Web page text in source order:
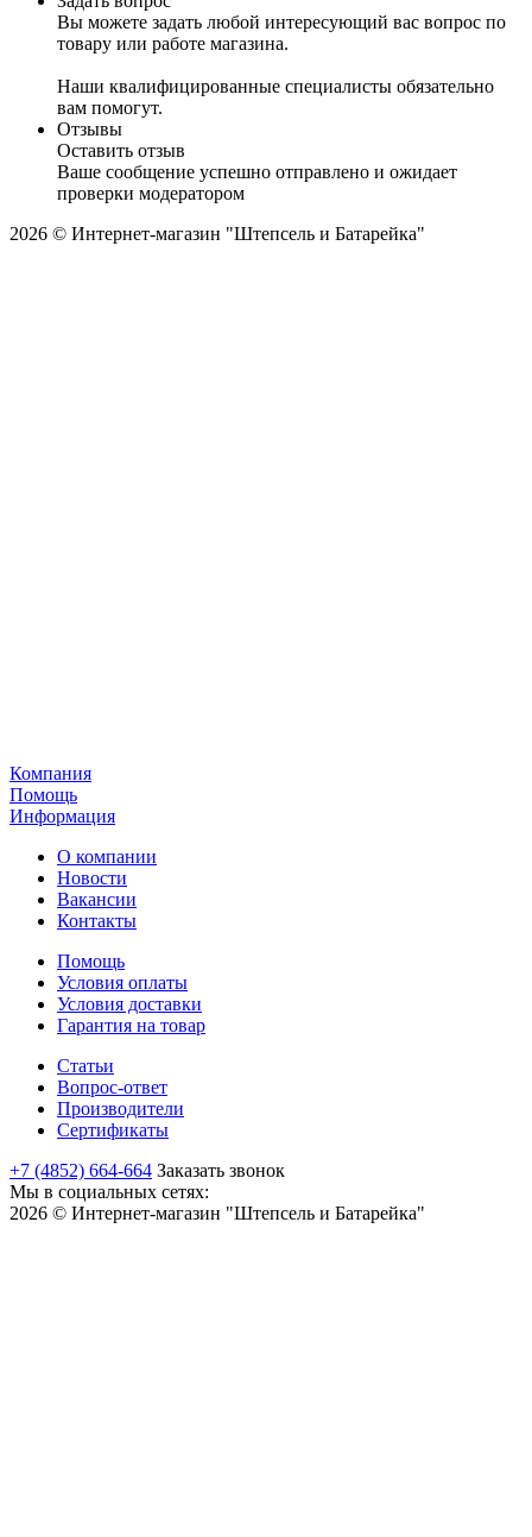
Вы можете задать любой интересующий вас вопрос по
товару или работе магазина.
Наши квалифицированные специалисты обязательно
вам помогут.
Отзывы
Оставить отзыв
Ваше сообщение успешно отправлено и ожидает
проверки модератором
2026 © Интернет-магазин "Штепсель и Батарейка"
Компания
Помощь
Информация
О компании
Новости
Вакансии
Контакты
Помощь
Условия оплаты
Условия доставки
Гарантия на товар
Статьи
Вопрос-ответ
Производители
Сертификаты
+7 (4852) 664-664 Заказать звонок
Мы в социальных сетях:
2026 © Интернет-магазин "Штепсель и Батарейка"